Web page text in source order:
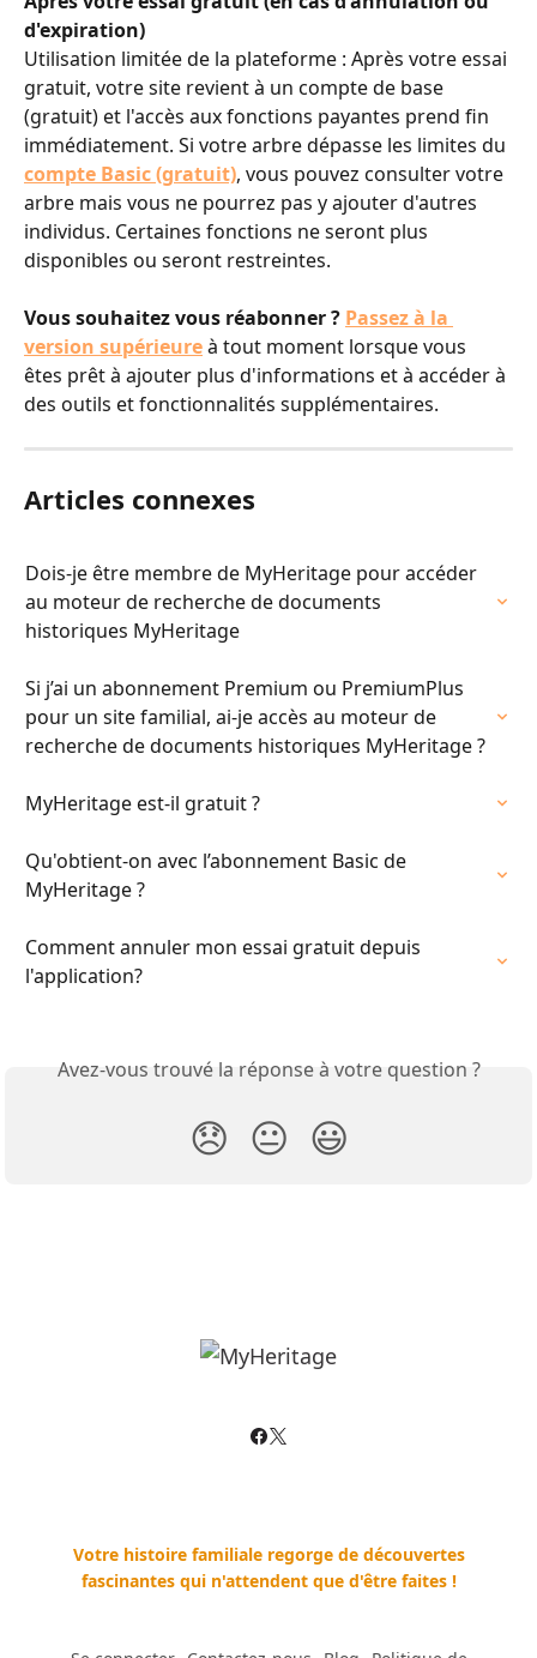
d'expiration)
Utilisation limitée de la plateforme : Après votre essai
gratuit, votre site revient à un compte de base
(gratuit) et l'accès aux fonctions payantes prend fin
immédiatement. Si votre arbre dépasse les limites du
compte Basic (gratuit), vous pouvez consulter votre
arbre mais vous ne pourrez pas y ajouter d'autres
individus. Certaines fonctions ne seront plus
disponibles ou seront restreintes.
Vous souhaitez vous réabonner ? Passez à la
version supérieure à tout moment lorsque vous
êtes prêt à ajouter plus d'informations et à accéder à
des outils et fonctionnalités supplémentaires.
Articles connexes
Dois-je être membre de MyHeritage pour accéder
au moteur de recherche de documents
historiques MyHeritage
Si j’ai un abonnement Premium ou PremiumPlus
pour un site familial, ai-je accès au moteur de
recherche de documents historiques MyHeritage ?
MyHeritage est-il gratuit ?
Qu'obtient-on avec l’abonnement Basic de
MyHeritage ?
Comment annuler mon essai gratuit depuis
l'application?
Avez-vous trouvé la réponse à votre question ?
😞 😐 😃
Votre histoire familiale regorge de découvertes
fascinantes qui n'attendent que d'être faites !